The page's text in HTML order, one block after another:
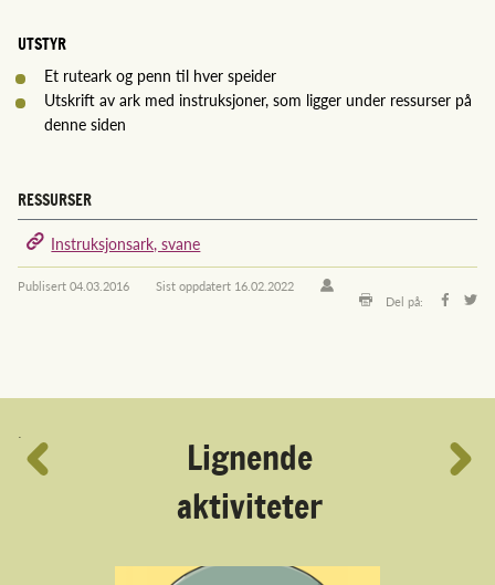
UTSTYR
Et ruteark og penn til hver speider
Utskrift av ark med instruksjoner, som ligger under ressurser på
denne siden
RESSURSER
Instruksjonsark, svane
Publisert04.03.2016 Sist oppdatert 16.02.2022
Del på:
´
Lignende
aktiviteter